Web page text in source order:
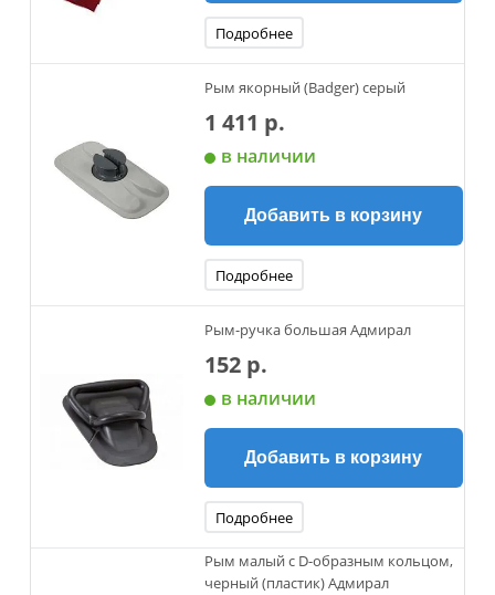
Подробнее
Рым якорный (Badger) серый
1 411 р.
в наличии
Добавить в корзину
Подробнее
Рым-ручка большая Адмирал
152 р.
в наличии
Добавить в корзину
Подробнее
Рым малый с D-образным кольцом,
черный (пластик) Адмирал